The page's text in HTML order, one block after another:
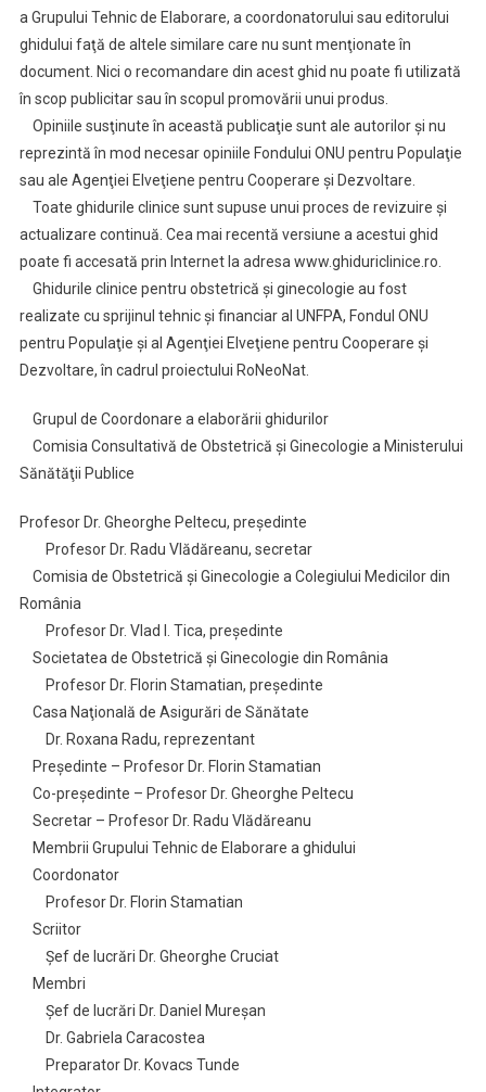
a Grupului Tehnic de Elaborare, a coordonatorului sau editorului
ghidului faţă de altele similare care nu sunt menţionate în
document. Nici o recomandare din acest ghid nu poate fi utilizată
în scop publicitar sau în scopul promovării unui produs.
Opiniile susţinute în această publicaţie sunt ale autorilor şi nu
reprezintă în mod necesar opiniile Fondului ONU pentru Populaţie
sau ale Agenţiei Elveţiene pentru Cooperare şi Dezvoltare.
Toate ghidurile clinice sunt supuse unui proces de revizuire şi
actualizare continuă. Cea mai recentă versiune a acestui ghid
poate fi accesată prin Internet la adresa www.ghiduriclinice.ro.
Ghidurile clinice pentru obstetrică şi ginecologie au fost
realizate cu sprijinul tehnic şi financiar al UNFPA, Fondul ONU
pentru Populaţie şi al Agenţiei Elveţiene pentru Cooperare şi
Dezvoltare, în cadrul proiectului RoNeoNat.
Grupul de Coordonare a elaborării ghidurilor
Comisia Consultativă de Obstetrică şi Ginecologie a Ministerului
Sănătăţii Publice
Profesor Dr. Gheorghe Peltecu, preşedinte
Profesor Dr. Radu Vlădăreanu, secretar
Comisia de Obstetrică şi Ginecologie a Colegiului Medicilor din
România
Profesor Dr. Vlad I. Tica, preşedinte
Societatea de Obstetrică şi Ginecologie din România
Profesor Dr. Florin Stamatian, preşedinte
Casa Naţională de Asigurări de Sănătate
Dr. Roxana Radu, reprezentant
Preşedinte – Profesor Dr. Florin Stamatian
Co-preşedinte – Profesor Dr. Gheorghe Peltecu
Secretar – Profesor Dr. Radu Vlădăreanu
Membrii Grupului Tehnic de Elaborare a ghidului
Coordonator
Profesor Dr. Florin Stamatian
Scriitor
Şef de lucrări Dr. Gheorghe Cruciat
Membri
Şef de lucrări Dr. Daniel Mureşan
Dr. Gabriela Caracostea
Preparator Dr. Kovacs Tunde